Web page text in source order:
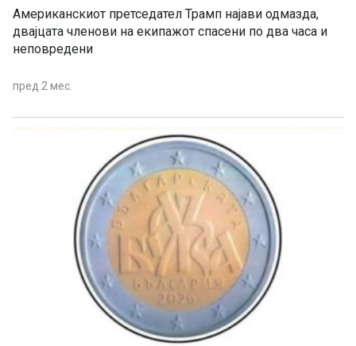
Американскиот претседател Трамп најави одмазда,
двајцата членови на екипажот спасени по два часа и
неповредени
пред 2 мес.